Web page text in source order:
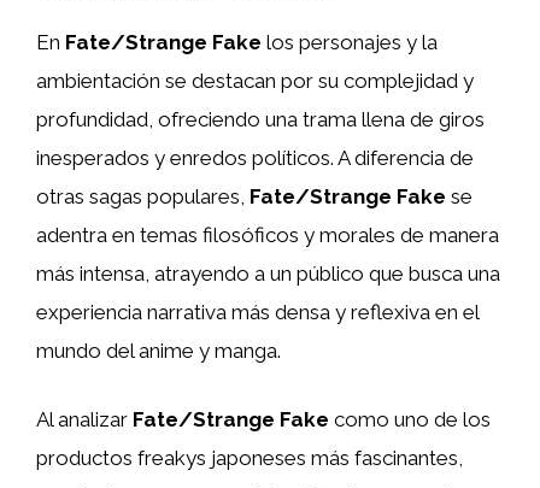
En Fate/Strange Fake los personajes y la
ambientación se destacan por su complejidad y
profundidad, ofreciendo una trama llena de giros
inesperados y enredos políticos. A diferencia de
otras sagas populares, Fate/Strange Fake se
adentra en temas filosóficos y morales de manera
más intensa, atrayendo a un público que busca una
experiencia narrativa más densa y reflexiva en el
mundo del anime y manga.
Al analizar Fate/Strange Fake como uno de los
productos freakys japoneses más fascinantes,